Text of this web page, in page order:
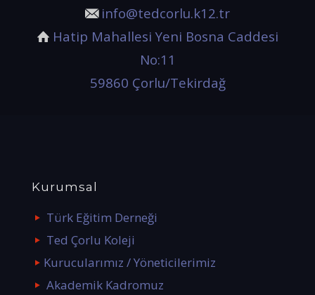
info@tedcorlu.k12.tr
Hatip Mahallesi Yeni Bosna Caddesi
No:11
59860 Çorlu/Tekirdağ
Kurumsal
Türk Eğitim Derneği
Ted Çorlu Koleji
Kurucularımız / Yöneticilerimiz
Akademik Kadromuz